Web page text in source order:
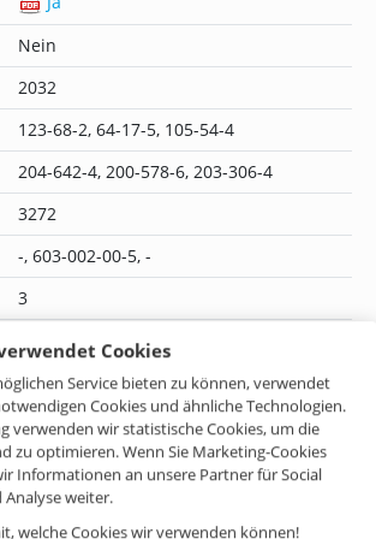
Cookies
Service bieten zu können, verwendet
Cookies und ähnliche Technologien.
verwenden wir statistische Cookies, um die
zu optimieren. Wenn Sie Marketing-Cookies
Informationen an unsere Partner für Social
weiter.
welche Cookies wir verwenden können!
Nein
2032
123-68-2, 64-17-5, 105-54-4
204-642-4, 200-578-6, 203-306-4
3272
-, 603-002-00-5, -
3
-
2181
4046262203205